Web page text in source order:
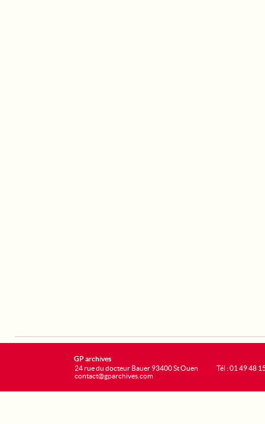
GP archives
24 rue du docteur Bauer 93400 St Ouen
contact@gparchives.com
Tél : 01 49 48